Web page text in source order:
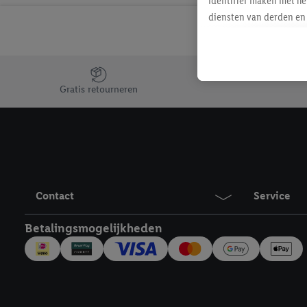
Jouw voordelen bij ons als Lidl webshop klant
Gratis retourneren
Contact Service
Betalingsmogelijkheden
diensten van derden
Als je hiervoor
eerder interesse hebt
maar het niet te
mailadres en met
Onder "Aanpassen"
Door te klikken op
technieken worden
inclusief over de
trekken, vind je in onze
over de cookies die